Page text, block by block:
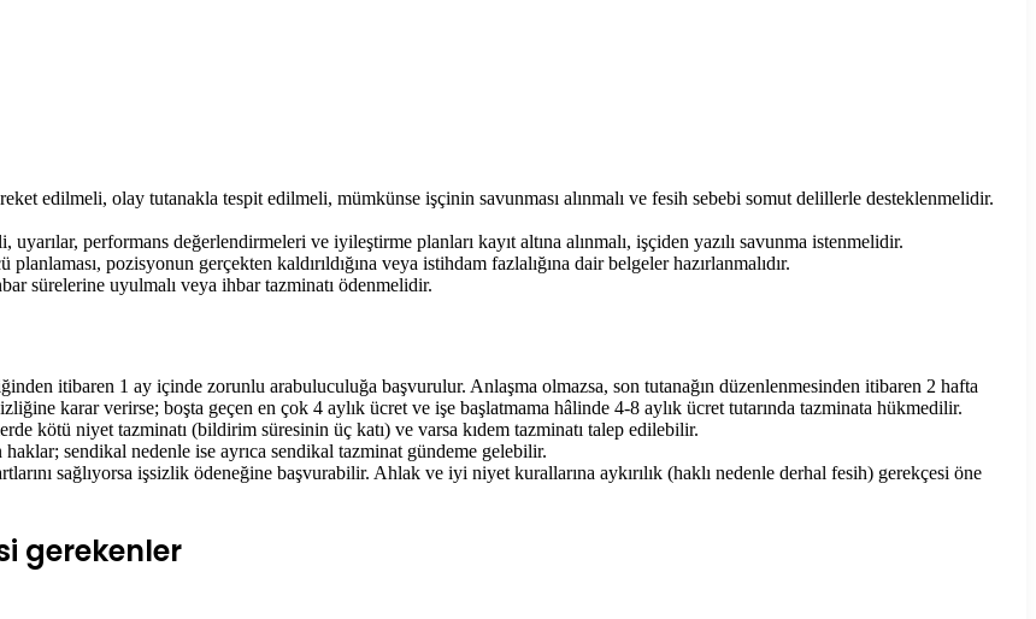
edilmeli, olay tutanakla tespit edilmeli, mümkünse işçinin savunması alınmalı ve fesih sebebi somut delillerle desteklenmelidir.
performans değerlendirmeleri ve iyileştirme planları kayıt altına alınmalı, işçiden yazılı savunma istenmelidir.
pozisyonun gerçekten kaldırıldığına veya istihdam fazlalığına dair belgeler hazırlanmalıdır.
sürelerine uyulmalı veya ihbar tazminatı ödenmelidir.
itibaren 1 ay içinde zorunlu arabuluculuğa başvurulur. Anlaşma olmazsa, son tutanağın düzenlenmesinden itibaren 2 hafta
karar verirse; boşta geçen en çok 4 aylık ücret ve işe başlatmama hâlinde 4-8 aylık ücret tutarında tazminata hükmedilir.
kötü niyet tazminatı (bildirim süresinin üç katı) ve varsa kıdem tazminatı talep edilebilir.
haklar; sendikal nedenle ise ayrıca sendikal tazminat gündeme gelebilir.
sağlıyorsa işsizlik ödeneğine başvurabilir. Ahlak ve iyi niyet kurallarına aykırılık (haklı nedenle derhal fesih) gerekçesi öne
gerekenler